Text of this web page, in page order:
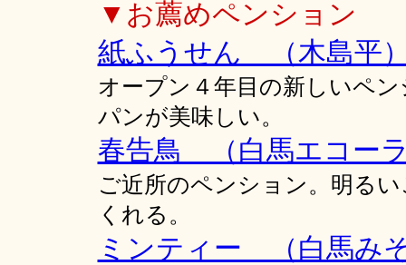
▼お薦めペンション
紙ふうせん （木島平
オープン４年目の新しいペ
パンが美味しい。
春告鳥 （白馬エコー
ご近所のペンション。明る
くれる。
ミンティー （白馬み